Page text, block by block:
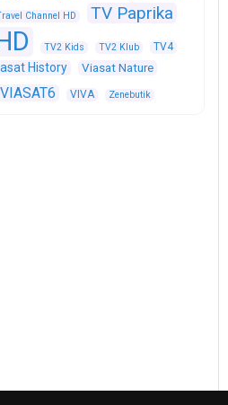
Channel HD TV Paprika
TV2 Kids TV2 Klub TV4
History Viasat Nature
VIASAT6 VIVA Zenebutik